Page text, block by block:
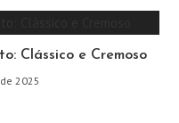
Clássico e Cremoso
2025